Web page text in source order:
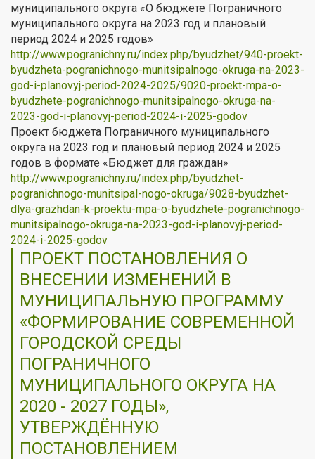
муниципального округа «О бюджете Пограничного
муниципального округа на 2023 год и плановый
период 2024 и 2025 годов»
http://www.pogranichny.ru/index.php/byudzhet/940-proekt-
byudzheta-pogranichnogo-munitsipalnogo-okruga-na-2023-
god-i-planovyj-period-2024-2025/9020-proekt-mpa-o-
byudzhete-pogranichnogo-munitsipalnogo-okruga-na-
2023-god-i-planovyj-period-2024-i-2025-godov
Проект бюджета Пограничного муниципального
округа на 2023 год и плановый период 2024 и 2025
годов в формате «Бюджет для граждан»
http://www.pogranichny.ru/index.php/byudzhet-
pogranichnogo-munitsipal-nogo-okruga/9028-byudzhet-
dlya-grazhdan-k-proektu-mpa-o-byudzhete-pogranichnogo-
munitsipalnogo-okruga-na-2023-god-i-planovyj-period-
2024-i-2025-godov
ПРОЕКТ ПОСТАНОВЛЕНИЯ О
ВНЕСЕНИИ ИЗМЕНЕНИЙ В
МУНИЦИПАЛЬНУЮ ПРОГРАММУ
«ФОРМИРОВАНИЕ СОВРЕМЕННОЙ
ГОРОДСКОЙ СРЕДЫ
ПОГРАНИЧНОГО
МУНИЦИПАЛЬНОГО ОКРУГА НА
2020 - 2027 ГОДЫ»,
УТВЕРЖДЁННУЮ
ПОСТАНОВЛЕНИЕМ